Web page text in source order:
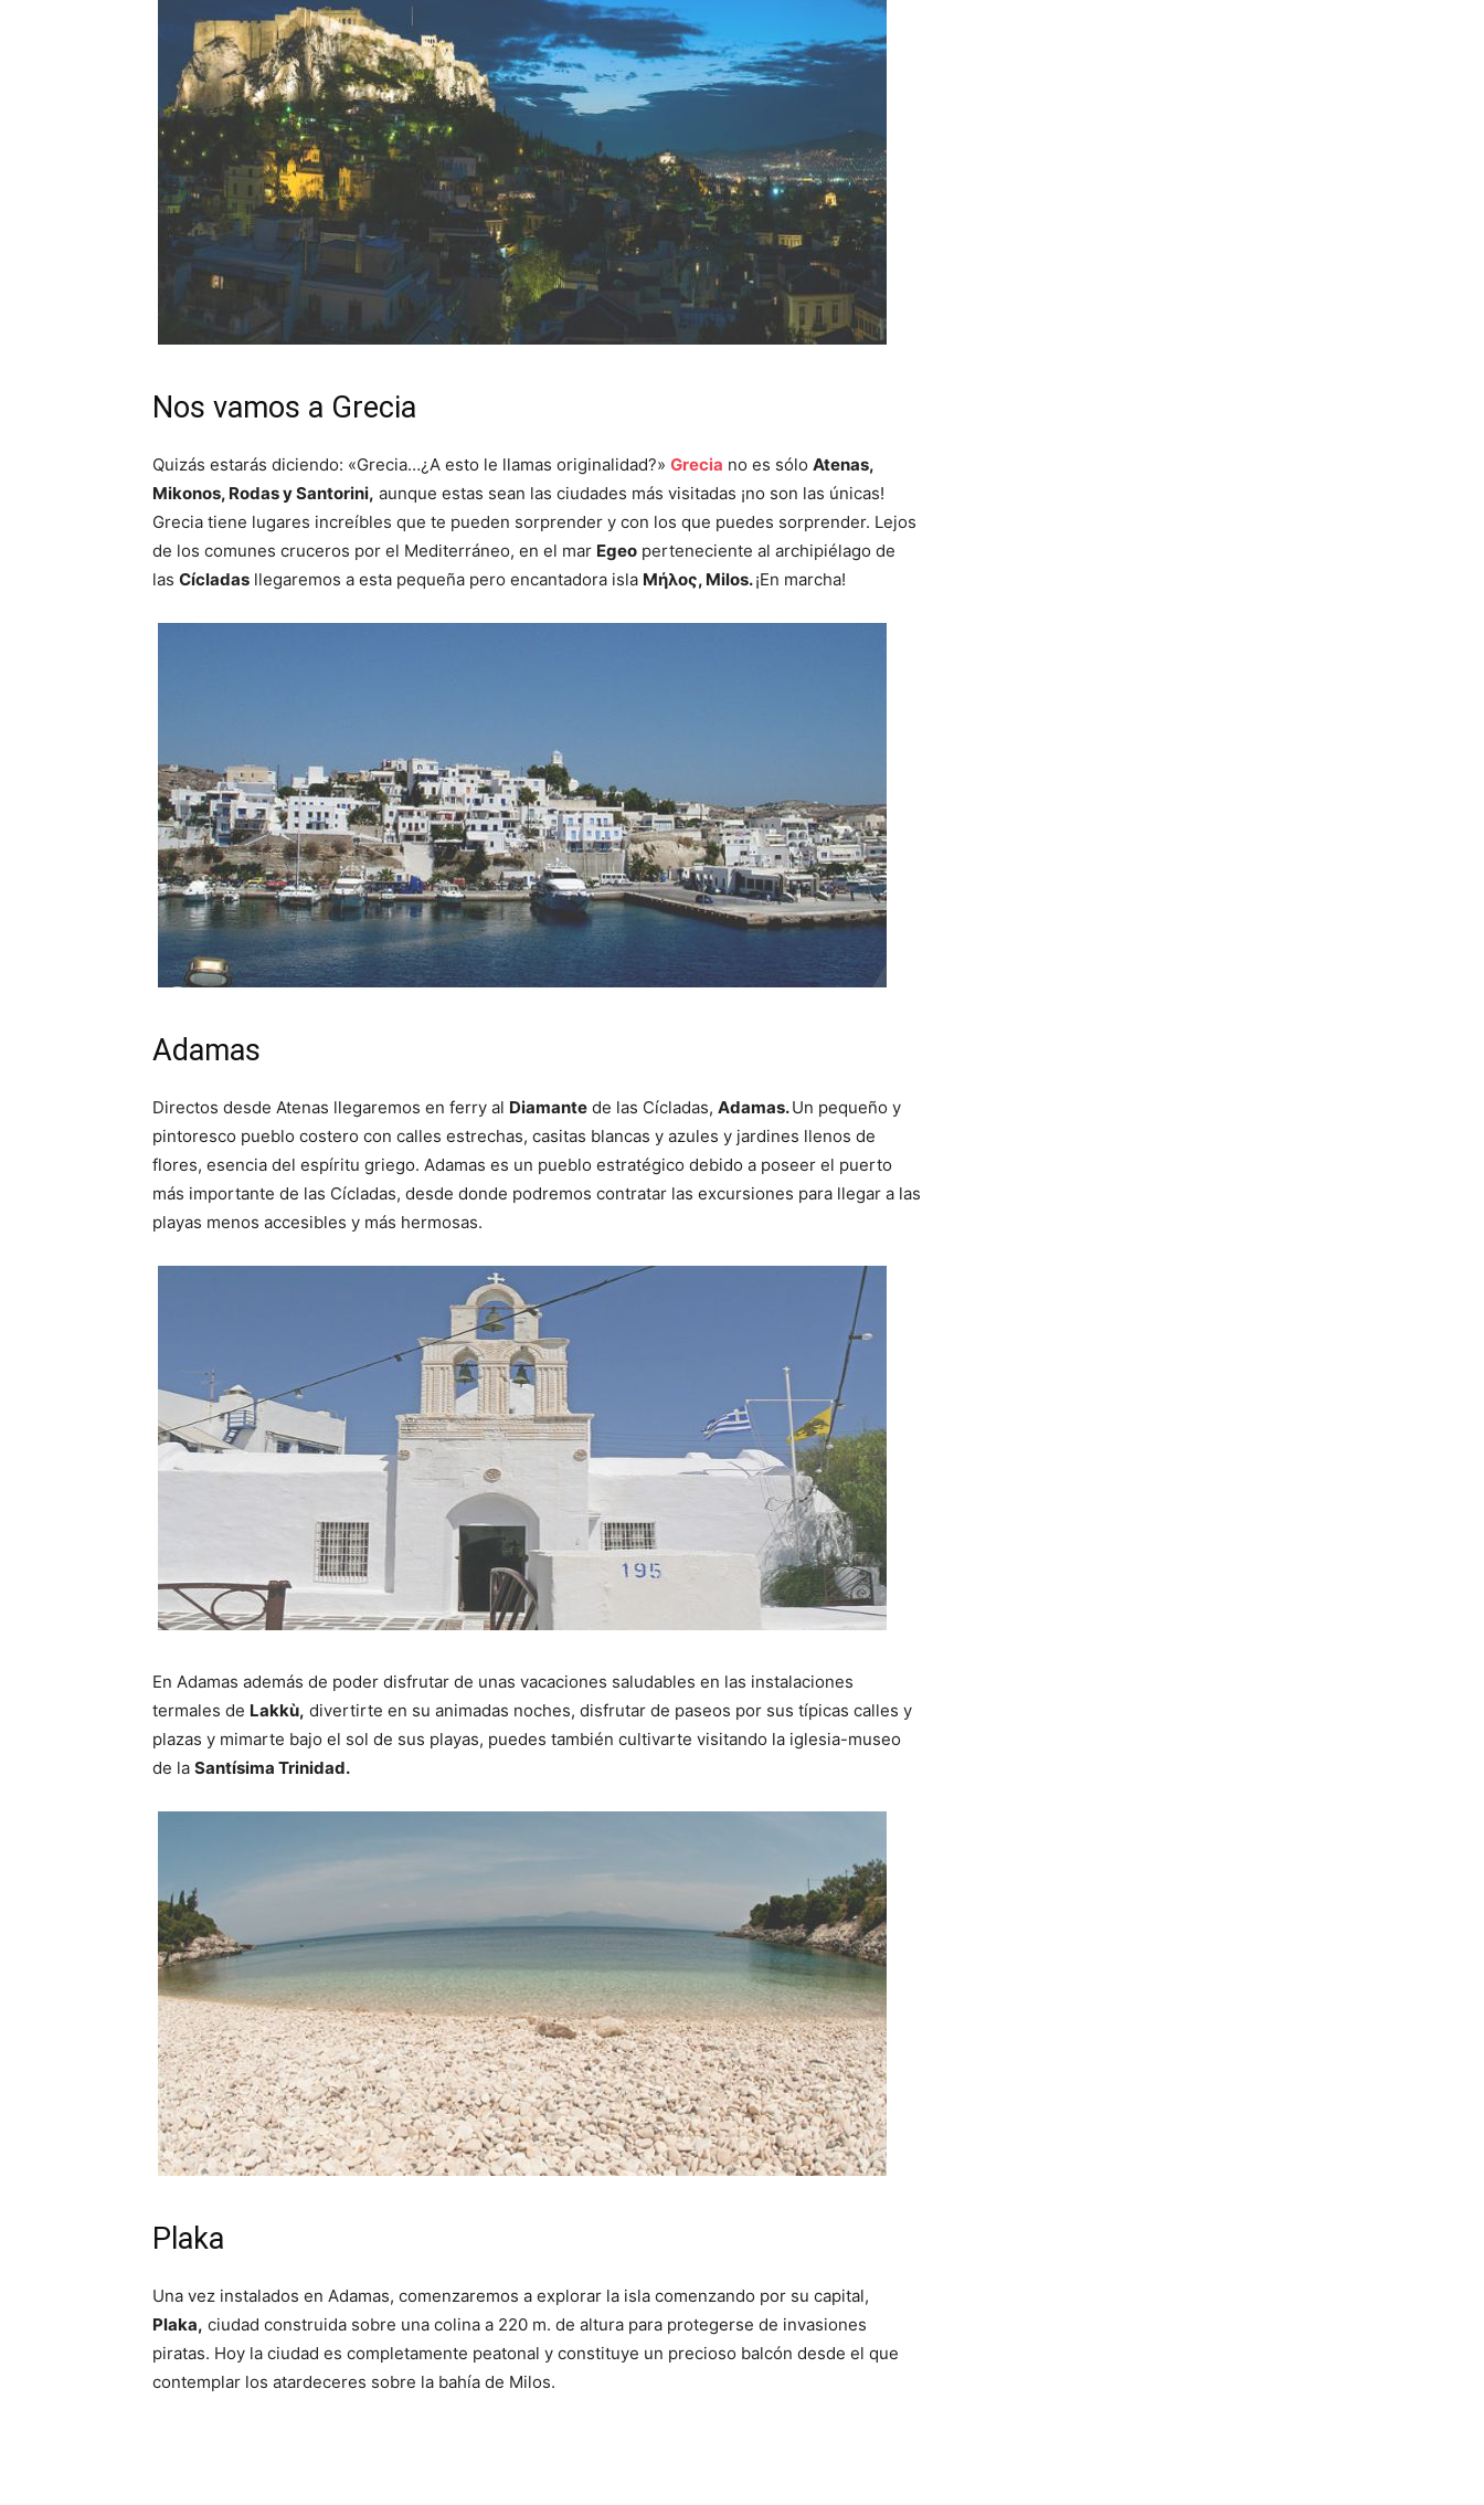
Nos vamos a Grecia
Quizás estarás diciendo: «Grecia…¿A esto le llamas originalidad?» Grecia no es sólo Atenas,
Mikonos, Rodas ySantorini, aunque estas sean las ciudades más visitadas ¡no son las únicas!
Grecia tiene lugares increíbles que te pueden sorprender y con los que puedes sorprender. Lejos
de los comunes cruceros por el Mediterráneo, en el mar Egeo perteneciente al archipiélago de
las Cícladas llegaremos a esta pequeña pero encantadora isla Μήλος, Milos.¡En marcha!
Adamas
Directos desde Atenas llegaremos en ferry al Diamante de las Cícladas, Adamas.Un pequeño y
pintoresco pueblo costero con calles estrechas, casitas blancas y azules y jardines llenos de
flores, esencia del espíritu griego. Adamas es un pueblo estratégico debido a poseer el puerto
más importante de las Cícladas, desde donde podremos contratar las excursiones para llegar a las
playas menos accesibles y más hermosas.
En Adamas además de poder disfrutar de unas vacaciones saludables en las instalaciones
termales de Lakkù, divertirte en su animadas noches, disfrutar de paseos por sus típicas calles y
plazas y mimarte bajo el sol de sus playas, puedes también cultivarte visitando la iglesia-museo
de la Santísima Trinidad.
Plaka
Una vez instalados en Adamas, comenzaremos a explorar la isla comenzando por su capital,
Plaka, ciudad construida sobre una colina a 220 m. de altura para protegerse de invasiones
piratas. Hoy la ciudad es completamente peatonal y constituye un precioso balcón desde el que
contemplar los atardeceres sobre la bahía de Milos.